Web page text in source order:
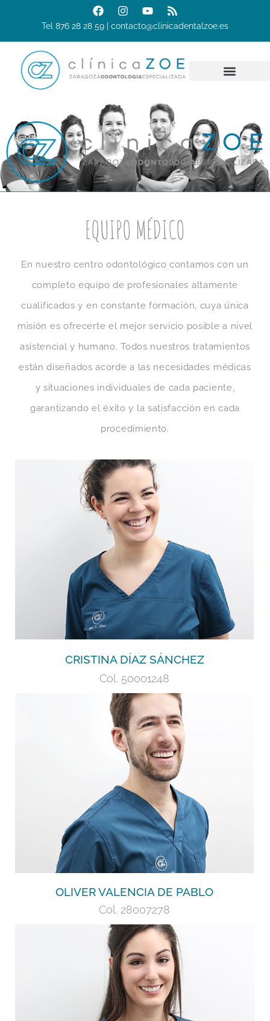
Tel 876 28 28 59 | contacto@clinicadentalzoe.es
EQUIPO MÉDICO
En nuestro centro odontológico contamos con un
completo equipo de profesionales altamente
cualificados y en constante formación, cuya única
misión es ofrecerte el mejor servicio posible a nivel
asistencial y humano. Todos nuestros tratamientos
están diseñados acorde a las necesidades médicas
y situaciones individuales de cada paciente,
garantizando el éxito y la satisfacción en cada
procedimiento.
Licenciada en Odontología. Postgrado en
Capacitación Clínica. Máster en Estética Dental.
Máster en Implantología Oral Avanzada
+
CRISTINA DÍAZ SÁNCHEZ
Col. 50001248
Licenciado en Odontología. Doctor en
Odontología. Máster en Endodoncia.
Especialista en Endodoncia con Microscopio.
+
OLIVER VALENCIA DE PABLO
Col. 28007278
Licenciada en Odontología. Máster en
Ortodoncia. Invisalign Provider Gold.